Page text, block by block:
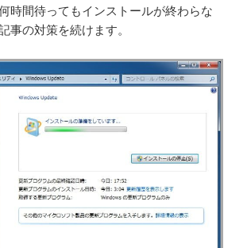
時間待ってもインストールが終わらな
事の対策を続けます。